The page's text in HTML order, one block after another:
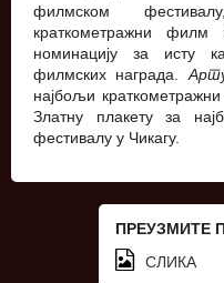
филмском
краткометражни
номинацију за исту
филмских награда.
најбољи
Златну плакету за
фестивалу у Чикагу.
ПРЕУЗМИТЕ
СЛИКА